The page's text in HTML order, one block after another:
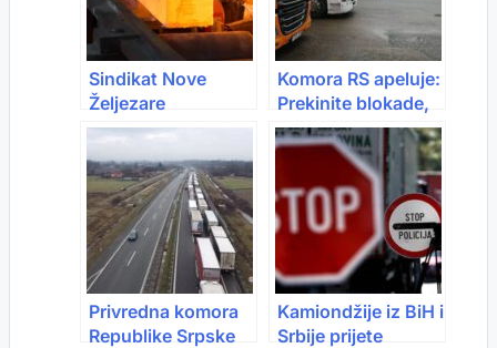
Sindikat Nove
Željezare
upozorava: U
pitanju 2.000
radnih mjesta,
traže hitne carine
na uvoz čelika
Komora RS apeluje:
Prekinite blokade,
privreda je na ivici
Privredna komora
Republike Srpske
Kamiondžije iz BiH i
Srbije prijete